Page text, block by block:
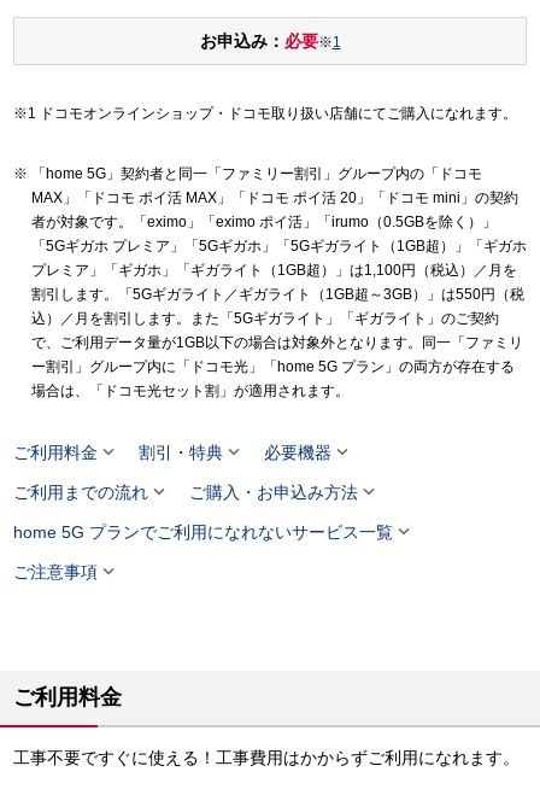
お申込み： 必要※1
ドコモオンラインショップ・ドコモ取り扱い店舗にてご購入になれます。
「home 5G」契約者と同一「ファミリー割引」グループ内の「ドコモ
MAX」「ドコモ ポイ活 MAX」「ドコモ ポイ活 20」「ドコモ mini」の契約
者が対象です。「eximo」「eximo ポイ活」「irumo（0.5GBを除く）」
「5Gギガホ プレミア」「5Gギガホ」「5Gギガライト（1GB超）」「ギガホ
プレミア」「ギガホ」「ギガライト（1GB超）」は1,100円（税込）／月を
割引します。「5Gギガライト／ギガライト（1GB超～3GB）」は550円（税
込）／月を割引します。また「5Gギガライト」「ギガライト」のご契約
で、ご利用データ量が1GB以下の場合は対象外となります。同一「ファミリ
ー割引」グループ内に「ドコモ光」「home 5G プラン」の両方が存在する
場合は、「ドコモ光セット割」が適用されます。
ご利用料金  割引・特典 必要機器 
ご利用までの流れ ご購入・お申込み方法
home 5G プランでご利用になれないサービス一覧
ご注意事項
ご利用料金
工事不要ですぐに使える！工事費用はかからずご利用になれます。